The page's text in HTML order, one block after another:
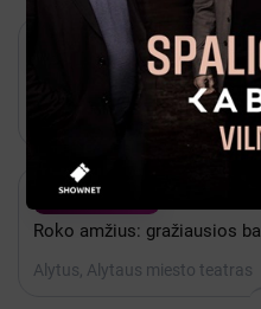
Paysera
Rugsėjis 23 - 18:00
BUHALTERINĖS
BUHALTERIO -
Alytus, Alytaus Dzūkijos
Ticketmarket
Gruodis 12 - 18:00
Roko amžius: gražiausios
Alytus, Alytaus miesto teatras